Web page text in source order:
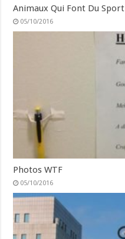
Animaux Qui Font Du Sport
05/10/2016
Photos WTF
05/10/2016